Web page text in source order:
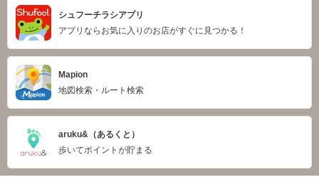
シュフーチラシアプリ
アプリならお気に入りのお店がすぐに見つかる！
Mapion
地図検索・ルート検索
aruku&（あるくと）
歩いてポイントが貯まる